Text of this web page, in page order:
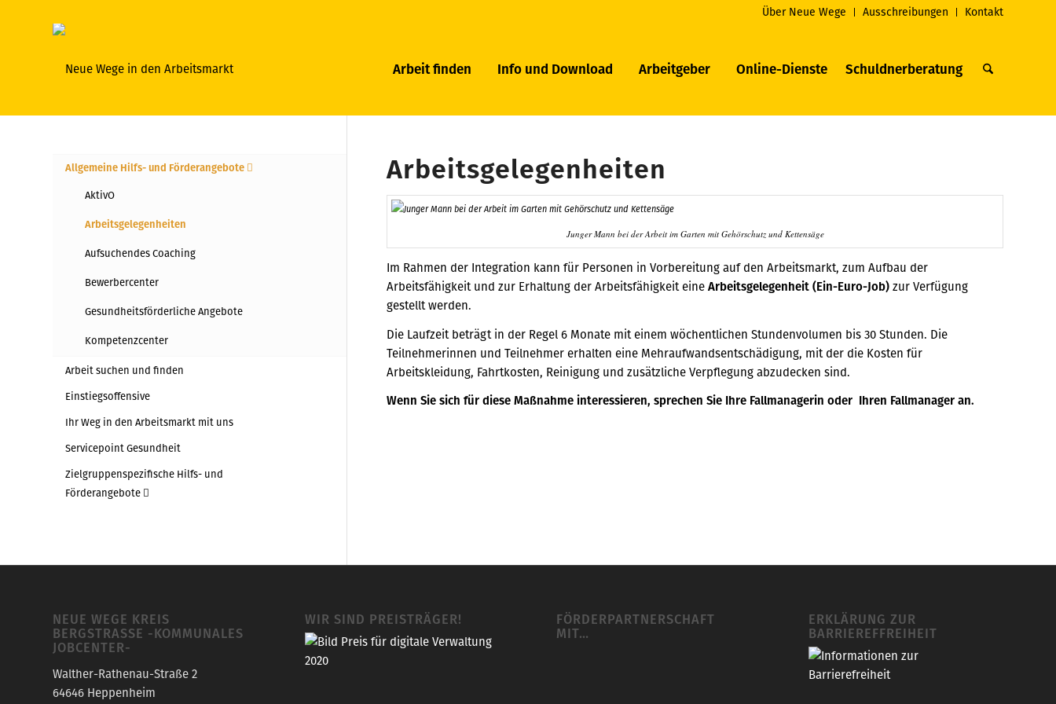
Über Neue Wege Ausschreibungen Kontakt
Arbeit finden Info und Download Arbeitgeber Online-Dienste Schuldnerberatung
Arbeitsgelegenheiten
Junger Mann bei der Arbeit im Garten mit Gehörschutz und Kettensäge
Im Rahmen der Integration kann für Personen in Vorbereitung auf den Arbeitsmarkt, zum Aufbau der
Arbeitsfähigkeit und zur Erhaltung der Arbeitsfähigkeit eineArbeitsgelegenheit (Ein-Euro-Job)zur Verfügung
gestellt werden.
Die Laufzeit beträgt in der Regel 6 Monate mit einem wöchentlichen Stundenvolumen bis 30 Stunden. Die
Teilnehmerinnen und Teilnehmer erhalten eine Mehraufwandsentschädigung, mit der die Kosten für
Arbeitskleidung, Fahrtkosten, Reinigung und zusätzliche Verpflegung abzudecken sind.
Wenn Sie sich für diese Maßnahme interessieren, sprechen Sie Ihre Fallmanagerin oder Ihren Fallmanager an.
Allgemeine Hilfs- und Förderangebote
AktivO
Arbeitsgelegenheiten
Aufsuchendes Coaching
Bewerbercenter
Gesundheitsförderliche Angebote
Kompetenzcenter
Arbeit suchen und finden
Einstiegsoffensive
Ihr Weg in den Arbeitsmarkt mit uns
Servicepoint Gesundheit
Zielgruppenspezifische Hilfs- und
Förderangebote
NEUE WEGE KREIS
BERGSTRASSE -KOMMUNALES J
OBCENTER-
Walther-Rathenau-Straße 2
64646 Heppenheim
WIR SIND PREISTRÄGER! FÖRDERPARTNERSCHAFT
MIT…
ERKLÄRUNG ZUR
BARRIEREFFREIHEIT